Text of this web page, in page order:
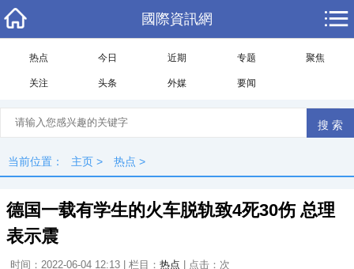
國際資訊網
热点 今日 近期 专题 聚焦
关注 头条 外媒 要闻
当前位置： 主页 > 热点 >
德国一载有学生的火车脱轨致4死30伤 总理
表示震
时间：2022-06-04 12:13 | 栏目： 热点 | 点击： 次